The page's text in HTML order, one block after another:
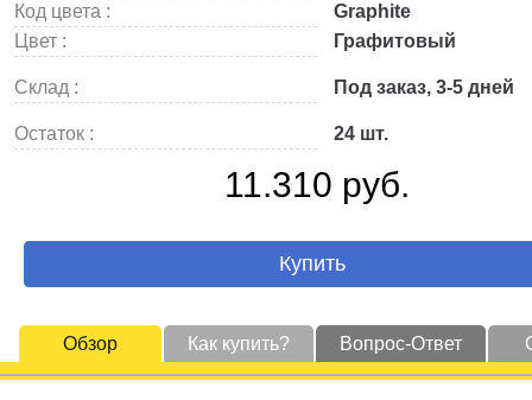
Код цвета :
Graphite
Цвет :
Графитовый
Склад : Под заказ, 3-5 дней
Остаток : 24 шт.
11.310 руб.
Купить
Обзор Как купить? Вопрос-Ответ